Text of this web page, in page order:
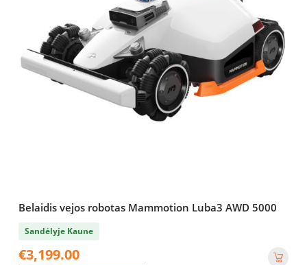
Belaidis vejos robotas Mammotion Luba3 AWD 5000
Sandėlyje Kaune
€3,199.00